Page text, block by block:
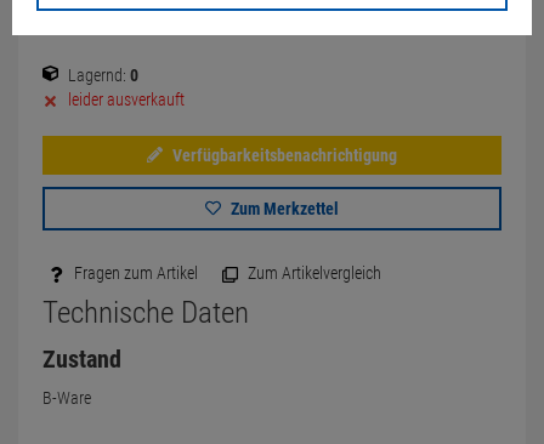
Lagernd: 0
leider ausverkauft
Verfügbarkeitsbenachrichtigung
Zum Merkzettel
Fragen zum Artikel Zum Artikelvergleich
Technische Daten
Zustand
B-Ware